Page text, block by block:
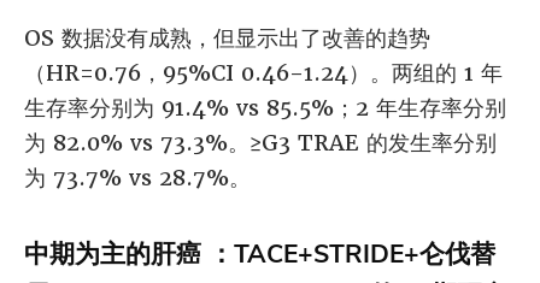
OS 数据没有成熟，但显示出了改善的趋势
（HR=0.76，95%CI 0.46-1.24）。两组的 1 年
生存率分别为 91.4% vs 85.5%；2 年生存率分别
为 82.0% vs 73.3%。≥G3 TRAE 的发生率分别
为 73.7% vs 28.7%。
中期为主的肝癌 ：TACE+STRIDE+仑伐替